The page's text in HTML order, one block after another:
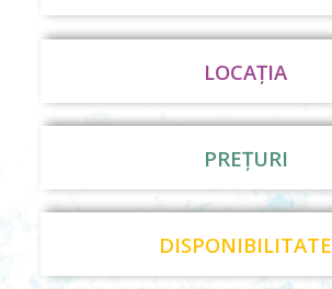
LOCAȚIA
PREȚURI
DISPONIBILITATE